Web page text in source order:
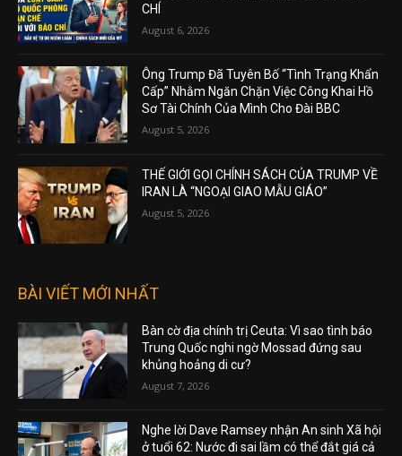
CHÍ
August 6, 2026
Ông Trump Đã Tuyên Bố “Tình Trạng Khẩn
Cấp” Nhằm Ngăn Chặn Việc Công Khai Hồ
Sơ Tài Chính Của Mình Cho Đài BBC
August 5, 2026
THẾ GIỚI GỌI CHÍNH SÁCH CỦA TRUMP VỀ
IRAN LÀ “NGOẠI GIAO MẪU GIÁO”
August 5, 2026
BÀI VIẾT MỚI NHẤT
Bàn cờ địa chính trị Ceuta: Vì sao tình báo
Trung Quốc nghi ngờ Mossad đứng sau
khủng hoảng di cư?
August 7, 2026
Nghe lời Dave Ramsey nhận An sinh Xã hội
ở tuổi 62: Nước đi sai lầm có thể đắt giá cả